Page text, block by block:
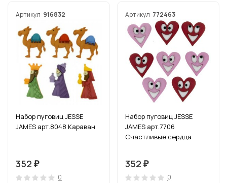
Артикул: 916832
Набор пуговиц JESSE
JAMES арт.8048 Караван
352 ₽
0
Артикул: 772463
Набор пуговиц JESSE
JAMES арт.7706
Счастливые сердца
352 ₽
0